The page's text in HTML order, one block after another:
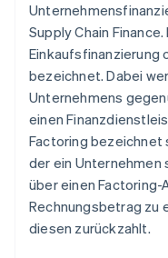
Supply Chain Finance.
Einkaufsfinanzierung
bezeichnet. Dabei
Unternehmens
einen
Factoring bezeichnet
der ein Unternehmen
über einen
Rechnungsbetrag zu
diesen zurückzahlt.